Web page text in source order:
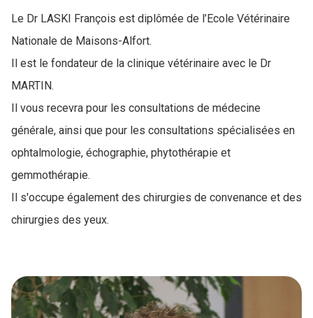
Le Dr LASKI François est diplômée de l’Ecole Vétérinaire
Nationale de Maisons-Alfort.
Il est le fondateur de la clinique vétérinaire avec le Dr
MARTIN.
Il vous recevra pour les consultations de médecine
générale, ainsi que pour les consultations spécialisées en
ophtalmologie, échographie, phytothérapie et
gemmothérapie.
Il s'occupe également des chirurgies de convenance et des
chirurgies des yeux.